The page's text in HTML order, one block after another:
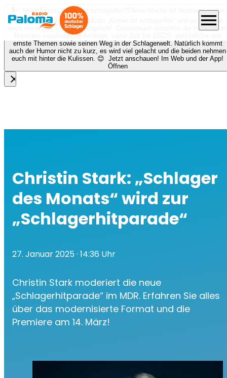
🎙️✨ Neue Folge „Keiner ist schlagerfrei“!
Diese Woche ist Norman Langen
bei Nora zu Gast beim Podcast „Keiner ist schlagerfrei“ und es erwartet
euch ein richtig schönes Gespräch! Gemeinsam sprechen die beiden über
Normans musikalische Anfänge, seine Zeit bei DSDS, persönliche und
ernste Themen sowie seinen Weg in der Schlagerwelt. Natürlich kommt
auch der Humor nicht zu kurz, es wird viel gelacht und die beiden nehmen
euch mit hinter die Kulissen. 😊 Jetzt anschauen! Im Web und der App!
Öffnen
close
menu
Christin Stark: „Schlager
des Monats“ wird zur
„Schlagerhitparade“
27. Januar 2025· 14:36 Uhr
Christin Stark moderiert die neue
„Schlagerhitparade“ im MDR. Erfahren Sie alles
über das modernisierte Format und die
Premiere am 14. März!